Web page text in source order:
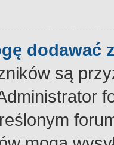
dodawać
są